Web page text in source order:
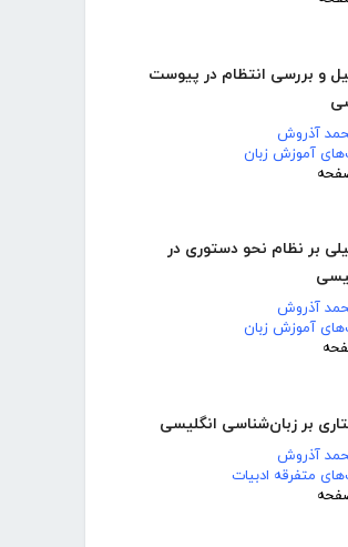
و بررسی انتظام در پیوست
آذروش
آموزش زبان
بر نظام نحو دستوری در
آذروش
آموزش زبان
بر زبان‌شناسی انگلیسی
آذروش
متفرقه ادبیات